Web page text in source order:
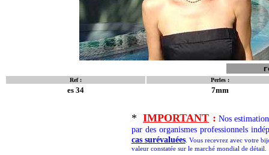
Ref : Perles :
es 34 7mm
* IMPORTANT : Nos
par des organismes professionnels
cas surévaluées. Vous recevrez avec votre
valeur constatée sur le marché mondial de détail.